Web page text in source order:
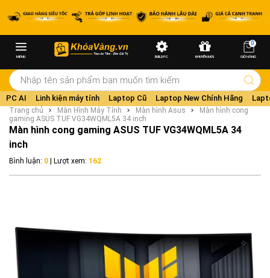
MENU BUILD PC KHUYẾN MÃI
0
GIỎ HÀNG
PC AI Linh kiện máy tính Laptop Cũ Laptop New Chính Hãng
Trang chủ Màn Hình Máy Tính Màn hình Asus
Màn hình cong
gaming ASUS TUF VG34WQML5A 34 inch
Màn hình cong gaming ASUS TUF VG34WQML5A 34
inch
Bình luận: 0 | Lượt xem: 162